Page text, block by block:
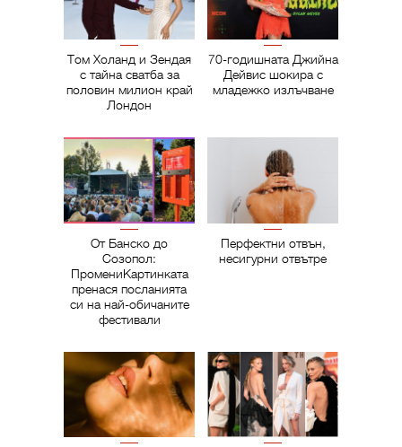
Том Холанд и Зендая
с тайна сватба за
половин милион край
Лондон
70-годишната Джийна
Дейвис шокира с
младежко излъчване
От Банско до
Созопол:
ПромениКартинката
пренася посланията
си на най-обичаните
фестивали
Перфектни отвън,
несигурни отвътре